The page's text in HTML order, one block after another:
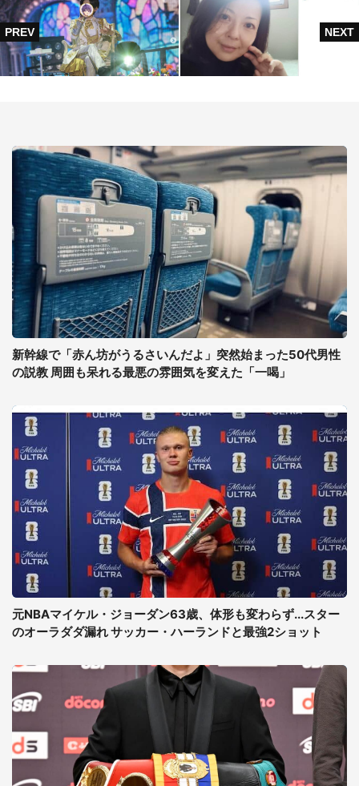
新幹線で「赤ん坊がうるさいんだよ」突然始まった50代男性
の説教 周囲も呆れる最悪の雰囲気を変えた「一喝」
元NBAマイケル・ジョーダン63歳、体形も変わらず...スター
のオーラダダ漏れ サッカー・ハーランドと最強2ショット